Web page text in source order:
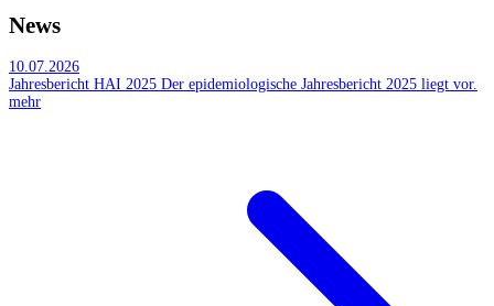
News
10.07.2026
Jahresbericht HAI 2025 Der epidemiologische Jahresbericht 2025 liegt vor.
mehr